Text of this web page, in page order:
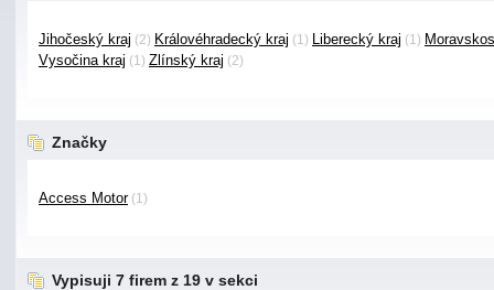
Jihočeský kraj (2) Královéhradecký kraj (1) Liberecký kraj (1)
Vysočina kraj (1) Zlínský kraj (2)
Značky
Access Motor(1)
Vypisuji 7 firem z 19 v sekci